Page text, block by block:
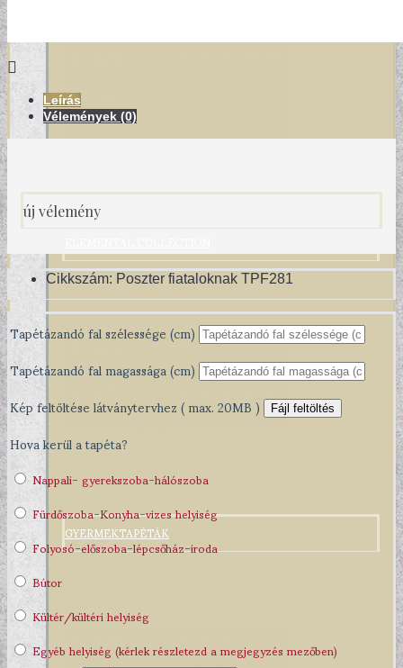
GYERMEKTAPÉTÁK
Leírás
Vélemények (0)
új vélemény
Cikkszám: Poszter fiataloknak TPF281
Tapétázandó fal szélessége (cm)
Tapétázandó fal magassága (cm)
Kép feltöltése látványtervhez ( max. 20MB )
Fájl feltöltés
Hova kerül a tapéta?
Nappali- gyerekszoba-hálószoba
Fürdőszoba-Konyha-vizes helyiség
Folyosó-előszoba-lépcsőház-iroda
Bútor
Kültér/kültéri helyiség
Egyéb helyiség (kérlek részletezd a megjegyzés mezőben)